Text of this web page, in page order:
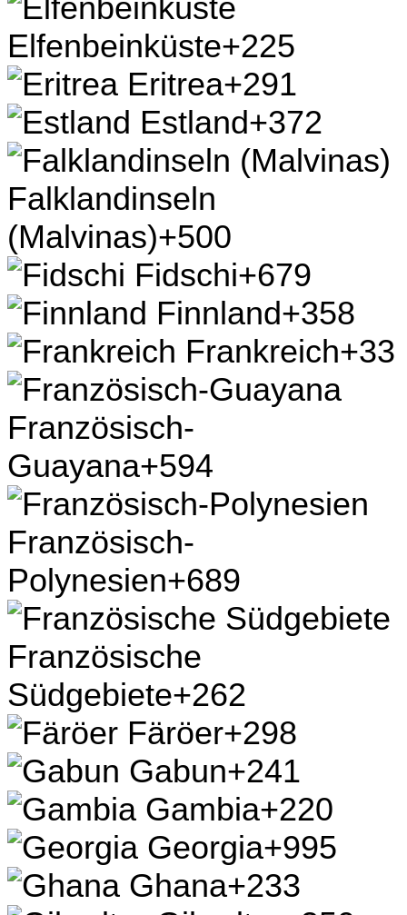
Elfenbeinküste+225
Eritrea+291
Estland+372
Falklandinseln
(Malvinas)+500
Fidschi+679
Finnland+358
Frankreich+33
Französisch-
Guayana+594
Französisch-
Polynesien+689
Französische
Südgebiete+262
Färöer+298
Gabun+241
Gambia+220
Georgia+995
Ghana+233